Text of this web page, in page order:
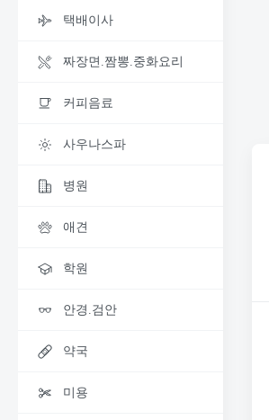
택배이사
짜장면.짬뽕.중화요리
커피음료
사우나스파
병원
애견
학원
안경.검안
약국
미용